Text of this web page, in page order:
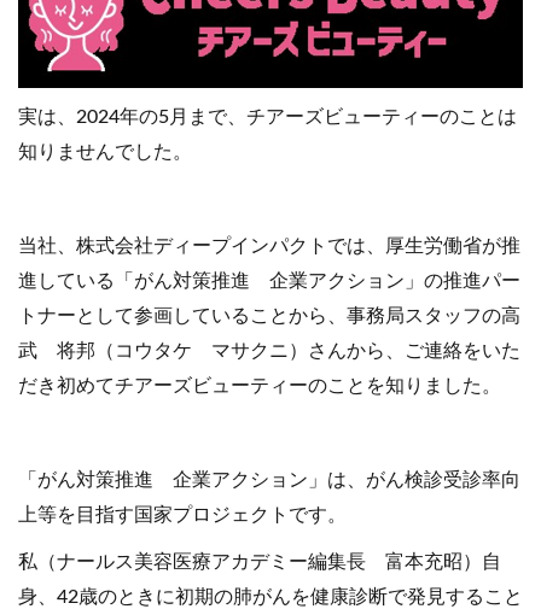
実は、2024年の5月まで、チアーズビューティーのことは
知りませんでした。
当社、株式会社ディープインパクトでは、厚生労働省が推
進している「がん対策推進 企業アクション」の推進パー
トナーとして参画していることから、事務局スタッフの高
武 将邦（コウタケ マサクニ）さんから、ご連絡をいた
だき初めてチアーズビューティーのことを知りました。
「がん対策推進 企業アクション」は、がん検診受診率向
上等を目指す国家プロジェクトです。
私（ナールス美容医療アカデミー編集長 富本充昭）自
身、42歳のときに初期の肺がんを健康診断で発見すること